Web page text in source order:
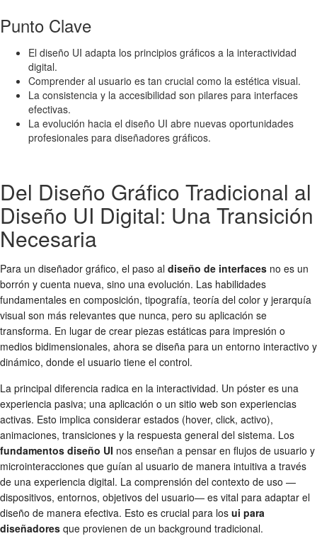
Punto Clave
El diseño UI adapta los principios gráficos a la interactividad
digital.
Comprender al usuario es tan crucial como la estética visual.
La consistencia y la accesibilidad son pilares para interfaces
efectivas.
La evolución hacia el diseño UI abre nuevas oportunidades
profesionales para diseñadores gráficos.
Del Diseño Gráfico Tradicional al
Diseño UI Digital: Una Transición
Necesaria
Para un diseñador gráfico, el paso al diseño de interfaces no es un
borrón y cuenta nueva, sino una evolución. Las habilidades
fundamentales en composición, tipografía, teoría del color y jerarquía
visual son más relevantes que nunca, pero su aplicación se
transforma. En lugar de crear piezas estáticas para impresión o
medios bidimensionales, ahora se diseña para un entorno interactivo y
dinámico, donde el usuario tiene el control.
La principal diferencia radica en la interactividad. Un póster es una
experiencia pasiva; una aplicación o un sitio web son experiencias
activas. Esto implica considerar estados (hover, click, activo),
animaciones, transiciones y la respuesta general del sistema. Los
fundamentos diseño UI nos enseñan a pensar en flujos de usuario y
microinteracciones que guían al usuario de manera intuitiva a través
de una experiencia digital. La comprensión del contexto de uso —
dispositivos, entornos, objetivos del usuario— es vital para adaptar el
diseño de manera efectiva. Esto es crucial para los ui para
diseñadores que provienen de un background tradicional.